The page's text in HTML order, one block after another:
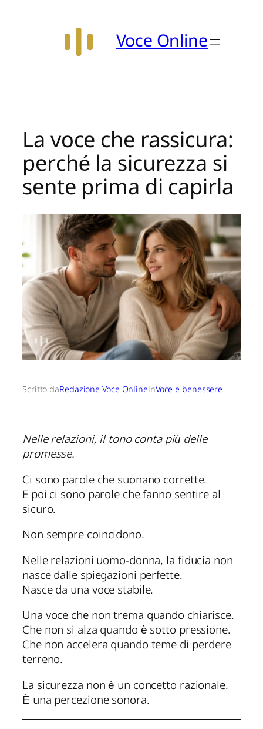
Voce Online
La voce che rassicura:
perché la sicurezza si
sente prima di capirla
Scritto daRedazione Voce OnlineinVoce e benessere
Nelle relazioni, il tono conta più delle
promesse.
Ci sono parole che suonano corrette.
E poi ci sono parole che fanno sentire al
sicuro.
Non sempre coincidono.
Nelle relazioni uomo-donna, la fiducia non
nasce dalle spiegazioni perfette.
Nasce da una voce stabile.
Una voce che non trema quando chiarisce.
Che non si alza quando è sotto pressione.
Che non accelera quando teme di perdere
terreno.
La sicurezza non è un concetto razionale.
È una percezione sonora.